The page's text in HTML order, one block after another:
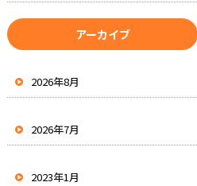
アーカイブ
2026年8月
2026年7月
2023年1月